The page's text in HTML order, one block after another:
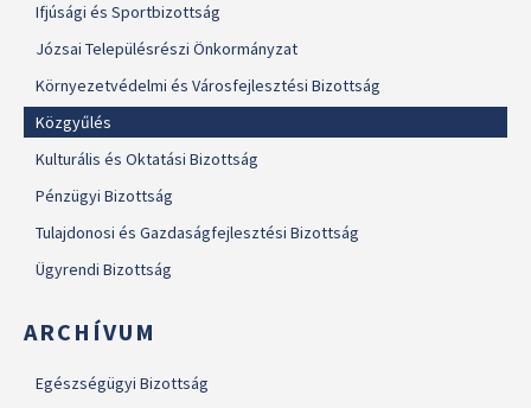
Ifjúsági és Sportbizottság
Józsai Településrészi Önkormányzat
Környezetvédelmi és Városfejlesztési Bizottság
Közgyűlés
Kulturális és Oktatási Bizottság
Pénzügyi Bizottság
Tulajdonosi és Gazdaságfejlesztési Bizottság
Ügyrendi Bizottság
ARCHÍVUM
Egészségügyi Bizottság